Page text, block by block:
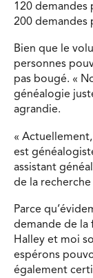
120 demandes
200 demandes
Bien que le
personnes
pas bougé. «
généalogie
agrandie.
«
est
assistant
de la
Parce
demande de la
Halley et moi
espérons
également